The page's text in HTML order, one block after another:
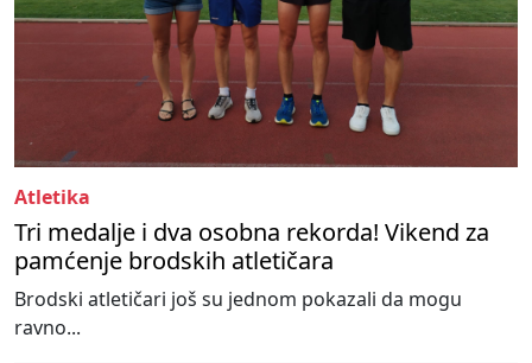
Atletika
Tri medalje i dva osobna rekorda! Vikend za
pamćenje brodskih atletičara
Brodski atletičari još su jednom pokazali da mogu
ravno...